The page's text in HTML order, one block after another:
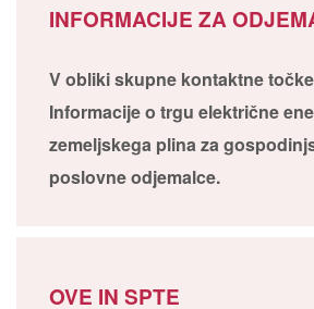
INFORMACIJE ZA
V obliki skupne kontaktne
Informacije o trgu električne
zemeljskega plina za
poslovne odjemalce.
OVE IN SPTE